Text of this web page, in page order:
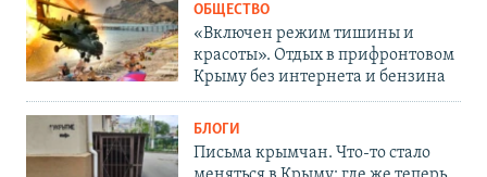
ОБЩЕСТВО
«Включен режим тишины и
красоты». Отдых в прифронтовом
Крыму без интернета и бензина
БЛОГИ
Письма крымчан. Что-то стало